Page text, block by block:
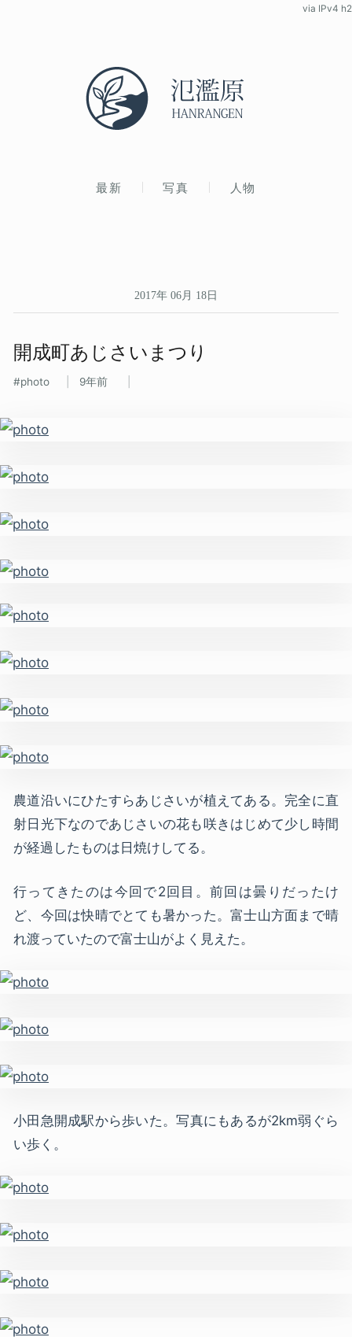
最新 写真 人物
via IPv4 h2
2017年 06月 18日
開成町​あじさい​まつり
photo 9年前
農道沿いにひたすらあじさいが植えてある。完全に直
射日光下なのであじさいの花も咲きはじめて少し時間
が経過したものは日焼けしてる。
行ってきたのは今回で2回目。前回は曇りだったけ
ど、今回は快晴でとても暑かった。富士山方面まで晴
れ渡っていたので富士山がよく見えた。
小田急開成駅から歩いた。写真にもあるが2km弱ぐら
い歩く。